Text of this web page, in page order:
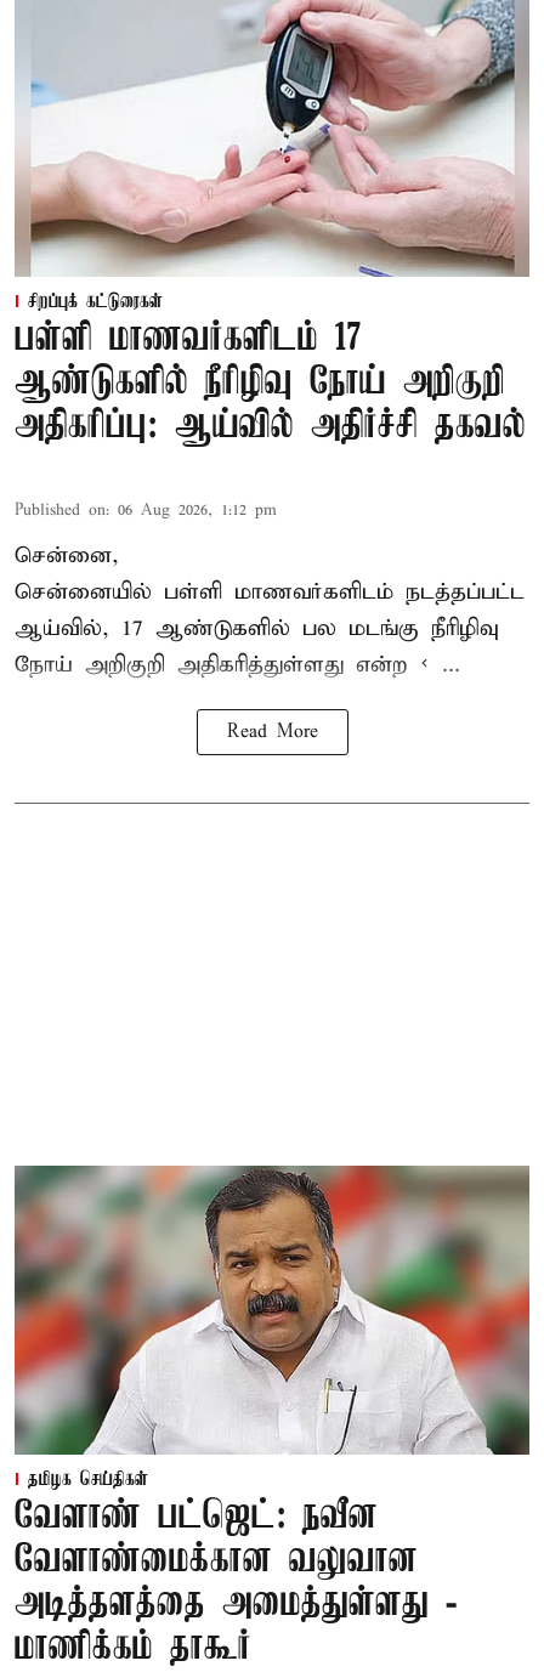
சிறப்புக் கட்டுரைகள்
பள்ளி மாணவர்களிடம் 17
ஆண்டுகளில் நீரிழிவு நோய் அறிகுறி
அதிகரிப்பு: ஆய்வில் அதிர்ச்சி தகவல்
Published on: 06 Aug 2026, 1:12 pm
சென்னை,
சென்னையில் பள்ளி மாணவர்களிடம் நடத்தப்பட்ட
ஆய்வில், 17 ஆண்டுகளில் பல மடங்கு நீரிழிவு
நோய் அறிகுறி அதிகரித்துள்ளது என்ற < ...
Read More
தமிழக செய்திகள்
வேளாண் பட்ஜெட்: நவீன
வேளாண்மைக்கான வலுவான
அடித்தளத்தை அமைத்துள்ளது -
மாணிக்கம் தாகூர்